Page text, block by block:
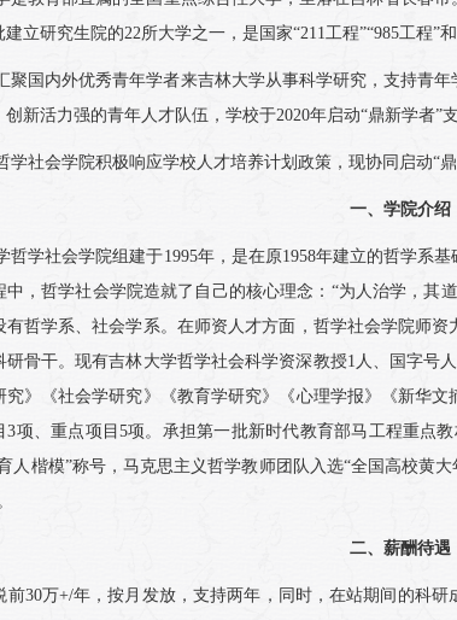
立研究生院的22所大学之一，是国家“211工程”“985工程”
聚国内外优秀青年学者来吉林大学从事科学研究，支持青
新活力强的青年人才队伍，学校于2020年启动“鼎新学者”支
学社会学院积极响应学校人才培养计划政策，现协同启动“
一、学院介绍
哲学社会学院组建于1995年，是在原1958年建立的哲学系
中，哲学社会学院造就了自己的核心理念：“为人治学，其
有哲学系、社会学系。在师资人才方面，哲学社会学院师
研骨干。现有吉林大学哲学社会科学资深教授1人、国字号
究》《社会学研究》《教育学研究》《心理学报》《新华
3项、重点项目5项。承担第一批新时代教育部马工程重点
人楷模”称号，马克思主义哲学教师团队入选“全国高校黄
二、薪酬待遇
前30万+/年，按月发放，支持两年，同时，在站期间的科